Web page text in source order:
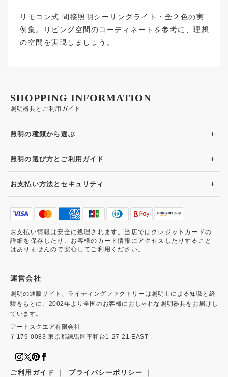
リモコン式 間接照明シーリングライト・全２色の実
例集。リビング空間のコーディネートを参考に、理想
の空間を実現しましょう。
照明器具とご利用ガイド
SHOPPING INFORMATION
照明の種類から選ぶ +
照明の選び方とご利用ガイド +
お支払い方法とセキュリティ +
お支払い情報は安全に処理されます。当店ではクレジットカードの
詳細を保存したり、お客様のカード情報にアクセスしたりすること
はありませんので安心してご利用ください。
運営会社
照明の通販サイト、ライティングファクトリーは照明士による知識と経
験をもとに、2002年より全国のお客様におしゃれな照明器具をお届けし
ています。
アートスクエア有限会社
〒179-0083 東京都練馬区平和台1-27-21 EAST
ご利用ガイド ｜ プライバシーポリシー ｜